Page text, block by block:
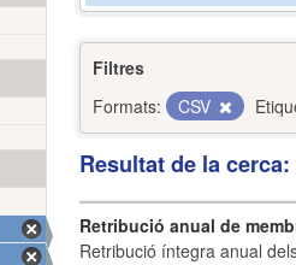
Filtres
Formats:
CSV
Resultat de la
Retribució anual de
Retribució íntegra anual